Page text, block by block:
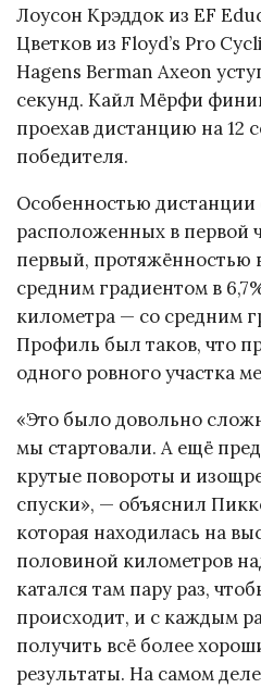
Лоусон Крэддок из EF
Цветков из Floyd’s Pro
Hagens Berman Axeon
секунд. Кайл Мёрфи
проехав дистанцию на 12
победителя.
Особенностью дистанции
расположенных в первой
первый, протяжённостью
средним градиентом в
километра — со средним
Профиль был таков, что
одного ровного участка
«Это было довольно
мы стартовали. А ещё
крутые повороты и
спуски», — объяснил
которая находилась на
половиной километров
катался там пару раз,
происходит, и с каждым
получить всё более
результаты. На самом